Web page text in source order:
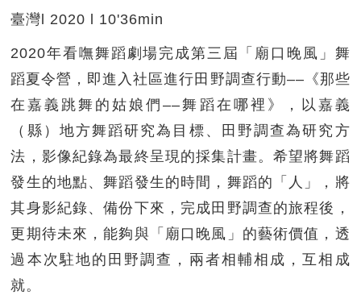
臺灣l 2020 l 10'36min
2020年看嘸舞蹈劇場完成第三屆「廟口晚風」舞
蹈夏令營，即進入社區進行田野調查行動––《那些
在嘉義跳舞的姑娘們––舞蹈在哪裡》，以嘉義
（縣）地方舞蹈研究為目標、田野調查為研究方
法，影像紀錄為最終呈現的採集計畫。希望將舞蹈
發生的地點、舞蹈發生的時間，舞蹈的「人」，將
其身影紀錄、備份下來，完成田野調查的旅程後，
更期待未來，能夠與「廟口晚風」的藝術價值，透
過本次駐地的田野調查，兩者相輔相成，互相成
就。